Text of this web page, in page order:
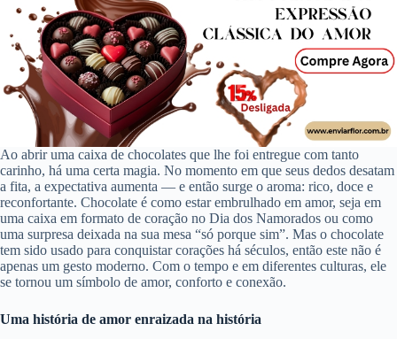
Ao abrir uma caixa de chocolates que lhe foi entregue com tanto
carinho, há uma certa magia. No momento em que seus dedos desatam
a fita, a expectativa aumenta — e então surge o aroma: rico, doce e
reconfortante. Chocolate é como estar embrulhado em amor, seja em
uma caixa em formato de coração no Dia dos Namorados ou como
uma surpresa deixada na sua mesa “só porque sim”. Mas o chocolate
tem sido usado para conquistar corações há séculos, então este não é
apenas um gesto moderno. Com o tempo e em diferentes culturas, ele
se tornou um símbolo de amor, conforto e conexão.
Uma história de amor enraizada na história